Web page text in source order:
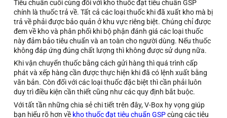
Tiêu chuẩn cuối cùng đối với kho thuốc đạt tiêu chuẩn GSP
chính là thuốc trả về. Tất cả các loại thuốc khi đã xuất kho mà bị
trả về phải được bảo quản ở khu vực riêng biệt. Chúng chỉ được
đem về kho và phân phối khi bộ phận đánh giá các loại thuốc
này đảm bảo tiêu chuẩn và an toàn cho người dùng. Nếu thuốc
không đáp ứng đúng chất lượng thì không được sử dụng nữa.
Khi vận chuyển thuốc bằng cách gửi hàng thì quá trình cấp
phát và xếp hàng cần được thực hiện khi đã có lệnh xuất bằng
văn bản. Còn đối với các loại thuốc đặc biệt thì cần phải luôn
duy trì điều kiện cần thiết cũng như các quy định bắt buộc.
Với tất tần những chia sẻ chi tiết trên đây, V-Box hy vọng giúp
bạn hiểu rõ hơn về kho thuốc đạt tiêu chuẩn GSPcùng các tiêu